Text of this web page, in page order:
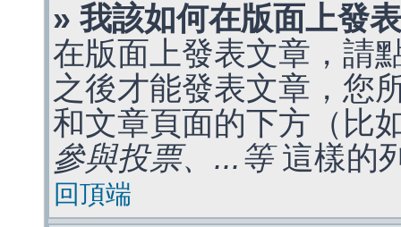
» 我該如何在版面上發
在版面上發表文章，請
之後才能發表文章，您
和文章頁面的下方（比
參與投票、...等這樣的
回頂端